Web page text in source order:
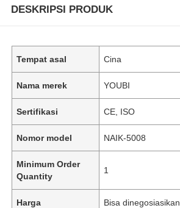
DESKRIPSI PRODUK
Tempat asal Cina
Nama merek YOUBI
Sertifikasi CE, ISO
Nomor model NAIK-5008
Minimum Order
Quantity
1
Harga Bisa dinegosiasikan